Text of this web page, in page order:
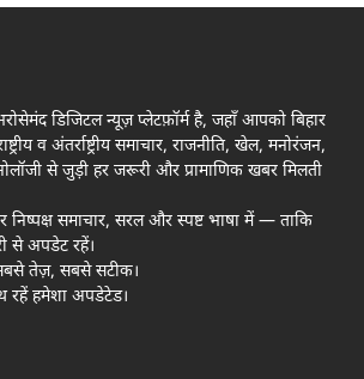
डिजिटल न्यूज़ प्लेटफ़ॉर्म है, जहाँ आपको बिहार
व अंतर्राष्ट्रीय समाचार, राजनीति, खेल, मनोरंजन,
से जुड़ी हर जरूरी और प्रामाणिक खबर मिलती
समाचार, सरल और स्पष्ट भाषा में — ताकि
से अपडेट रहें।
तेज़, सबसे सटीक।
हमेशा अपडेटेड।